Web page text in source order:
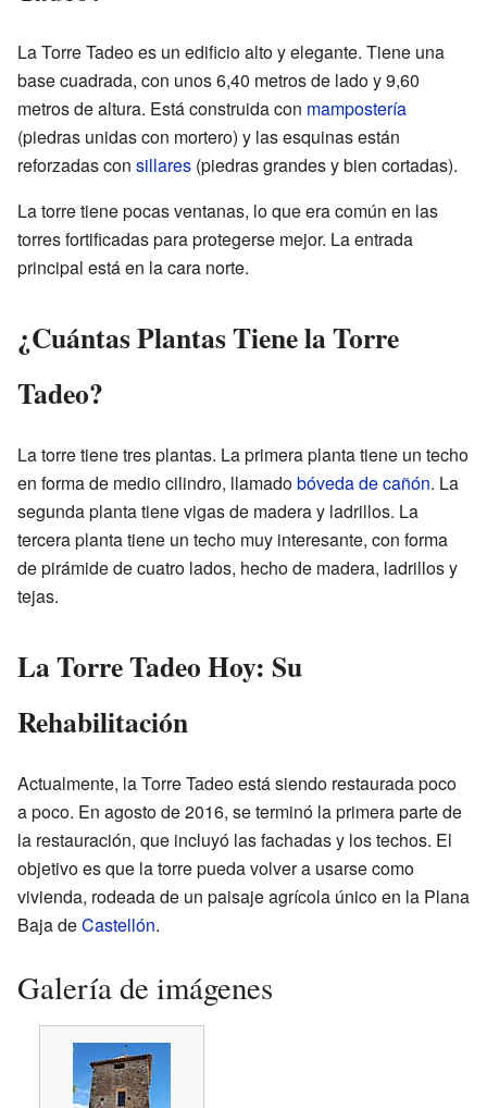
La Torre Tadeo es un edificio alto y elegante. Tiene una
base cuadrada, con unos 6,40 metros de lado y 9,60
metros de altura. Está construida con mampostería
(piedras unidas con mortero) y las esquinas están
reforzadas con sillares (piedras grandes y bien cortadas).
La torre tiene pocas ventanas, lo que era común en las
torres fortificadas para protegerse mejor. La entrada
principal está en la cara norte.
¿Cuántas Plantas Tiene la Torre
Tadeo?
La torre tiene tres plantas. La primera planta tiene un techo
en forma de medio cilindro, llamadobóveda de cañón. La
segunda planta tiene vigas de madera y ladrillos. La
tercera planta tiene un techo muy interesante, con forma
de pirámide de cuatro lados, hecho de madera, ladrillos y
tejas.
La Torre Tadeo Hoy: Su
Rehabilitación
Actualmente, la Torre Tadeo está siendo restaurada poco
a poco. En agosto de 2016, se terminó la primera parte de
la restauración, que incluyó las fachadas y los techos. El
objetivo es que la torre pueda volver a usarse como
vivienda, rodeada de un paisaje agrícola único en la Plana
Baja deCastellón.
Galería de imágenes